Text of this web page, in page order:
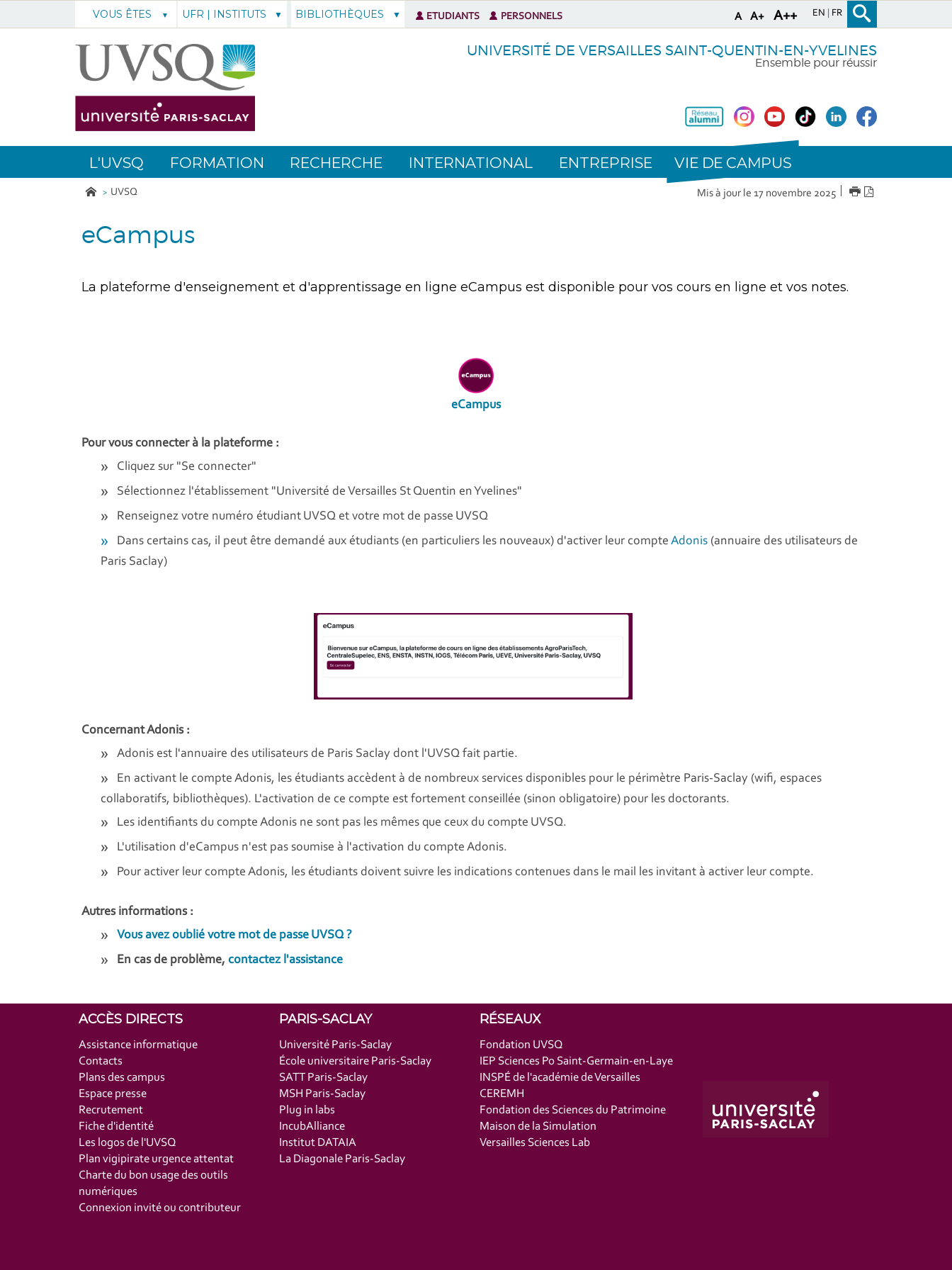
A A+ A++ EN FR
VOUS ÊTES
UNIVERSITÉ DE VERSAILLES SAINT-QUENTIN-EN-YVELINES
Ensemble pour réussir
L'UVSQ FORMATION RECHERCHE INTERNATIONAL ENTREPRISE VIE DE CAMPUS
UVSQ Mis à jour le 17 novembre 2025 IMPRIMER
eCampus
La plateforme d'enseignement et d'apprentissage en ligne eCampus est disponible pour vos cours en ligne et vos notes.
eCampus
Pour vous connecter à la plateforme :
Cliquez sur "Se connecter"
Sélectionnez l'établissement "Université de Versailles St Quentin en Yvelines"
Renseignez votre numéro étudiant UVSQ et votre mot de passe UVSQ
Dans certains cas, il peut être demandé aux étudiants (en particuliers les nouveaux) d'activer leur compte Adonis(annuaire des utilisateurs de
Paris Saclay)
Concernant Adonis :
Adonis est l'annuaire des utilisateurs de Paris Saclay dont l'UVSQ fait partie.
En activant le compte Adonis, les étudiants accèdent à de nombreux services disponibles pour le périmètre Paris-Saclay (wifi, espaces
collaboratifs, bibliothèques). L'activation de ce compte est fortement conseillée (sinon obligatoire) pour les doctorants.
Les identifiants du compte Adonis ne sont pas les mêmes que ceux du compte UVSQ.
L'utilisation d'eCampus n'est pas soumise à l'activation du compte Adonis.
Pour activer leur compte Adonis, les étudiants doivent suivre les indications contenues dans le mail les invitant à activer leur compte.
Autres informations :
Vous avez oublié votre mot de passe UVSQ ?
En cas de problème, contactez l'assistance
UFR | INSTITUTS BIBLIOTHÈQUES ETUDIANTS PERSONNELS
ACCÈS DIRECTS
Assistance informatique
Contacts
Plans des campus
Espace presse
Recrutement
Fiche d'identité
Les logos de l'UVSQ
Plan vigipirate urgence attentat
Charte du bon usage des outils
numériques
Connexion invité ou contributeur
PARIS-SACLAY
Université Paris-Saclay
École universitaire Paris-Saclay
SATT Paris-Saclay
MSH Paris-Saclay
Plug in labs
IncubAlliance
Institut DATAIA
La Diagonale Paris-Saclay
RÉSEAUX
Fondation UVSQ
IEP Sciences Po Saint-Germain-en-Laye
INSPÉ de l'académie de Versailles
CEREMH
Fondation des Sciences du Patrimoine
Maison de la Simulation
Versailles Sciences Lab